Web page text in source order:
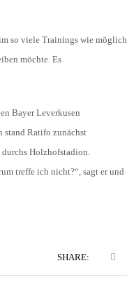
so viele Trainings wie möglich
möchte. Es
Bayer Leverkusen
stand Ratifo zunächst
durchs Holzhofstadion.
treffe ich nicht?“, sagt er und
SHARE: